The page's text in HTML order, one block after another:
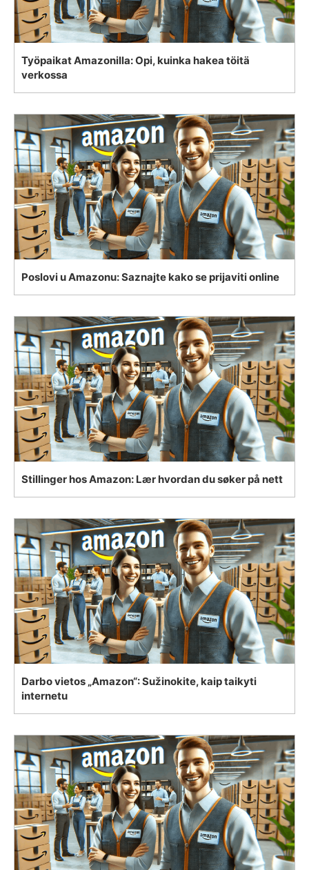
Työpaikat Amazonilla: Opi, kuinka hakea töitä
verkossa
Poslovi u Amazonu: Saznajte kako se prijaviti online
Stillinger hos Amazon: Lær hvordan du søker på nett
Darbo vietos „Amazon“: Sužinokite, kaip taikyti
internetu